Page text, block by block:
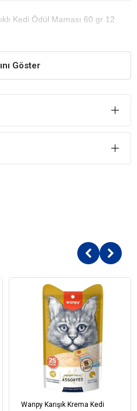
Kedi Ödül Maması 60 gr 12
Göster
Wanpy Karışık Krema Kedi